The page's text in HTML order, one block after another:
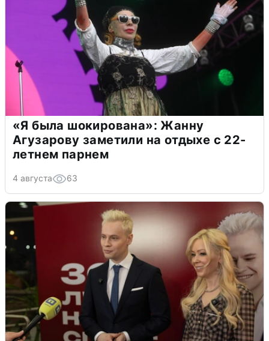
«Я была шокирована»: Жанну
Агузарову заметили на отдыхе с 22-
летнем парнем
4 августа 63